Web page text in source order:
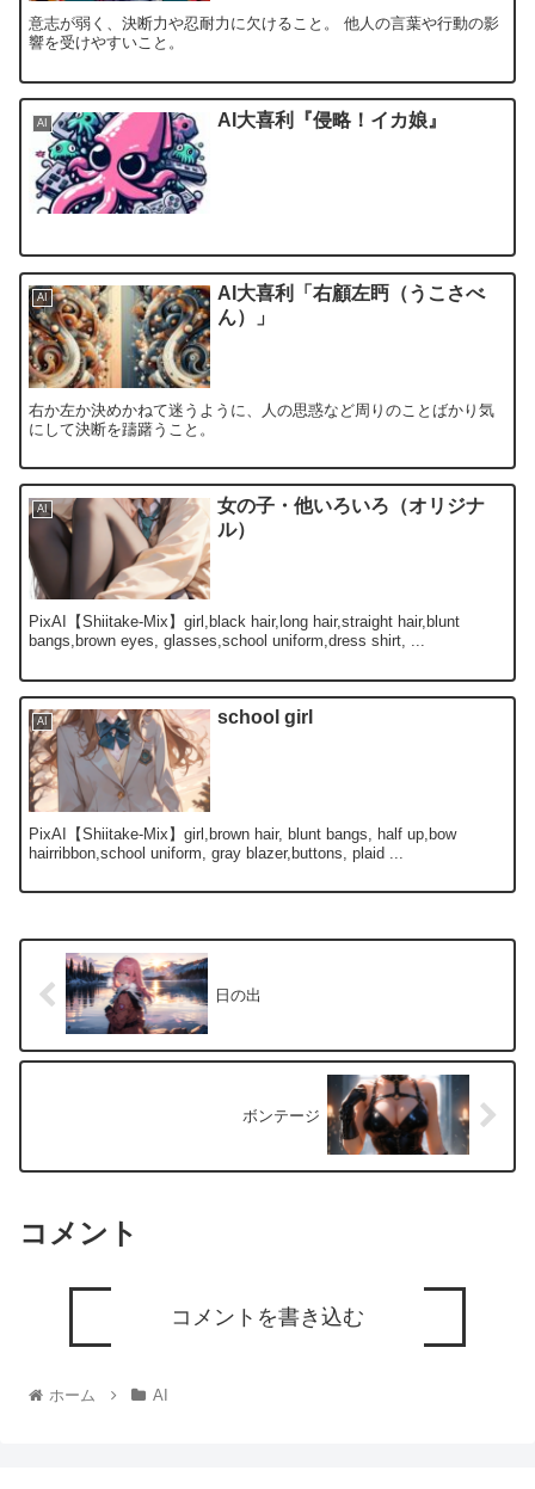
意志が弱く、決断力や忍耐力に欠けること。 他人の言葉や行動の影
響を受けやすいこと。
AI AI大喜利『侵略！イカ娘』
AI
AI大喜利「右顧左眄（うこさべ
ん）」
右か左か決めかねて迷うように、人の思惑など周りのことばかり気
にして決断を躊躇うこと。
AI
女の子・他いろいろ（オリジナ
ル）
PixAI【Shiitake-Mix】girl,black hair,long hair,straight hair,blunt
bangs,brown eyes, glasses,school uniform,dress shirt, ...
AI school girl
PixAI【Shiitake-Mix】girl,brown hair, blunt bangs, half up,bow
hairribbon,school uniform, gray blazer,buttons, plaid ...
日の出
ボンテージ
コメント
コメントを書き込む
ホーム AI